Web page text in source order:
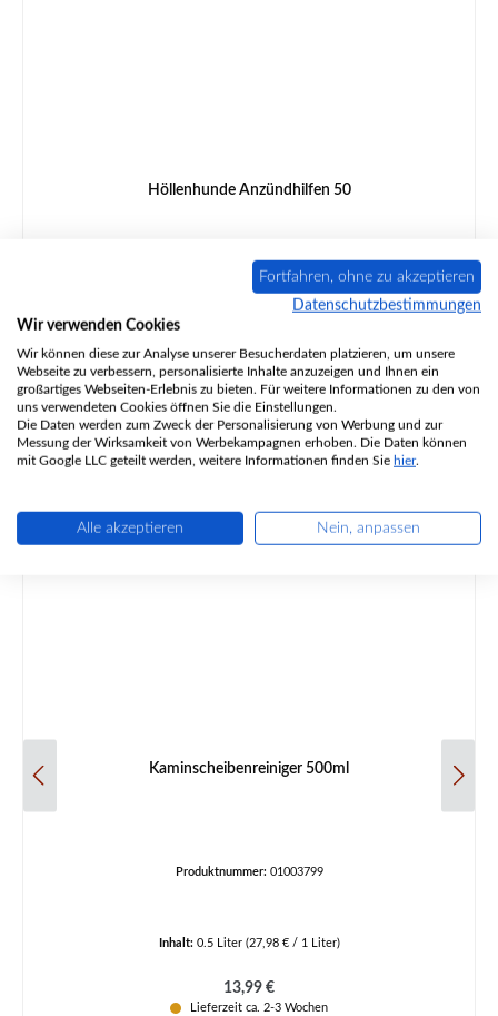
Höllenhunde Anzündhilfen 50
Produktnummer:01001425
50 Stück (0,20 € / 1 Stück)
Regulärer Preis:
9,99 €
Sofort verfügbar, Lieferzeit: 2-4 Tage
Details
Kaminscheibenreiniger 500ml
Produktnummer: 01003799
Inhalt: 0.5 Liter (27,98 € / 1 Liter)
Regulärer Preis:
13,99 €
Lieferzeit ca. 2-3 Wochen
Fortfahren, ohne zu akzeptieren
Datenschutzbestimmungen
Wir verwenden Cookies
Wir können diese zur Analyse unserer Besucherdaten platzieren, um unsere
Webseite zu verbessern, personalisierte Inhalte anzuzeigen und Ihnen ein
großartiges Webseiten-Erlebnis zu bieten. Für weitere Informationen zu den von
uns verwendeten Cookies öffnen Sie die Einstellungen.
Die Daten werden zum Zweck der Personalisierung von Werbung und zur
Messung der Wirksamkeit von Werbekampagnen erhoben. Die Daten können
mit Google LLC geteilt werden, weitere Informationen finden Sie hier.
Alle akzeptieren Nein, anpassen